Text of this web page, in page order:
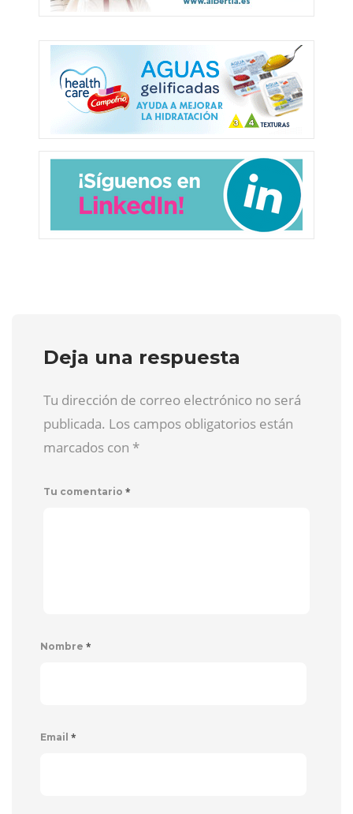
Deja una respuesta
Tu dirección de correo electrónico no será
publicada. Los campos obligatorios están
marcados con *
Tu comentario *
Nombre *
Email *